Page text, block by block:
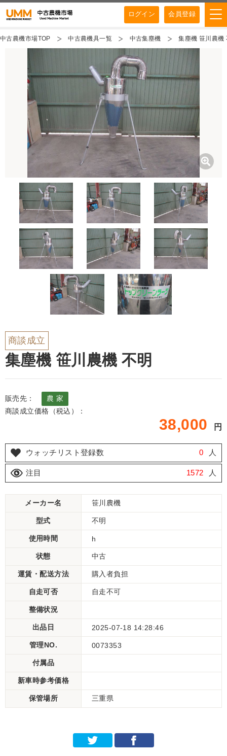
ログイン 会員登録
中古農機市場TOP 中古農機具一覧 中古集塵機 集塵機 笹川農機
商談成立
集塵機 笹川農機 不明
販売先：
農 家
商談成立価格（税込）：
38,000 円
ウォッチリスト登録数 0 人
注目 1572 人
メーカー名 笹川農機
型式 不明
使用時間 h
状態 中古
運賃・配送方法 購入者負担
自走可否 自走不可
整備状況
出品日 2025-07-18 14:28:46
管理NO. 0073353
付属品
新車時参考価格
保管場所 三重県